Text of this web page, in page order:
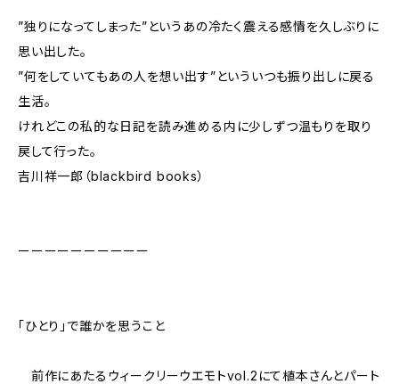
”独りになってしまった”というあの冷たく震える感情を久しぶりに
思い出した。
”何をしていてもあの人を想い出す”といういつも振り出しに戻る
生活。
けれどこの私的な日記を読み進める内に少しずつ温もりを取り
戻して行った。
吉川祥一郎（blackbird books）
ーーーーーーーーーー
「ひとり」で誰かを思うこと
前作にあたるウィークリーウエモトvol.2にて植本さんとパート